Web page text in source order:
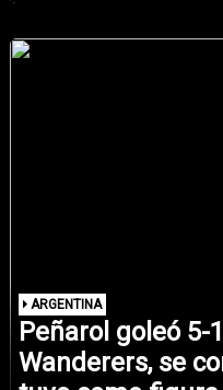
ARGENTINA
Peñarol goleó
Wanderers, se